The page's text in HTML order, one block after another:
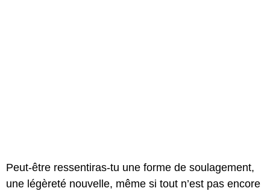
Peut-être ressentiras-tu une forme de soulagement,
une légèreté nouvelle, même si tout n’est pas encore